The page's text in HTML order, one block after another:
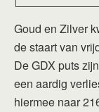
Goud en Zilver
de staart van
De GDX puts
een aardig
hiermee naar